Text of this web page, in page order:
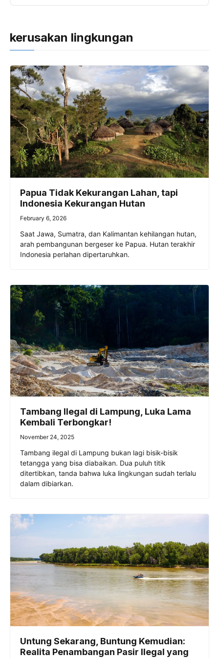
kerusakan lingkungan
Papua Tidak Kekurangan Lahan, tapi
Indonesia Kekurangan Hutan
February 6, 2026
Saat Jawa, Sumatra, dan Kalimantan kehilangan hutan,
arah pembangunan bergeser ke Papua. Hutan terakhir
Indonesia perlahan dipertaruhkan.
Tambang Ilegal di Lampung, Luka Lama
Kembali Terbongkar!
November 24, 2025
Tambang ilegal di Lampung bukan lagi bisik-bisik
tetangga yang bisa diabaikan. Dua puluh titik
ditertibkan, tanda bahwa luka lingkungan sudah terlalu
dalam dibiarkan.
Untung Sekarang, Buntung Kemudian:
Realita Penambangan Pasir Ilegal yang